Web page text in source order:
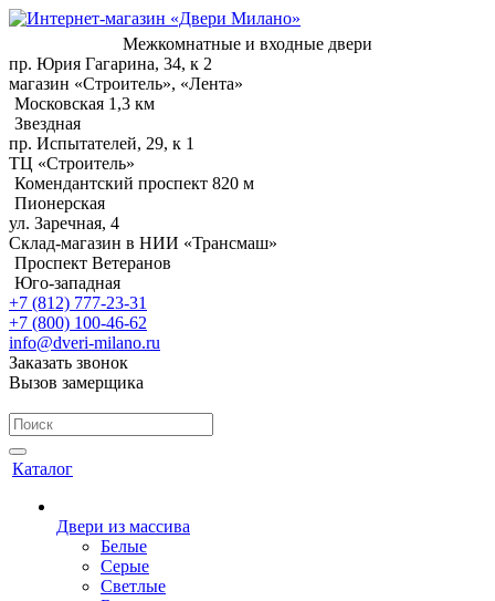
Межкомнатные и входные двери
пр. Юрия Гагарина, 34, к 2
магазин «Строитель», «Лента»
Московская 1,3 км
Звездная
пр. Испытателей, 29, к 1
ТЦ «Строитель»
Комендантский проспект 820 м
Пионерская
ул. Заречная, 4
Склад-магазин в НИИ «Трансмаш»
Проспект Ветеранов
Юго-западная
+7 (812) 777-23-31
+7 (800) 100-46-62
info@dveri-milano.ru
Заказать звонок
Вызов замерщика
Каталог
Двери из массива
Белые
Серые
Светлые